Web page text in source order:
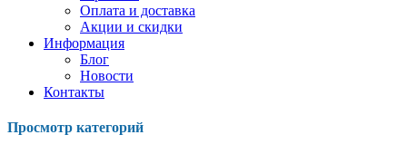
Оплата и доставка
Акции и скидки
Информация
Блог
Новости
Контакты
Просмотр категорий